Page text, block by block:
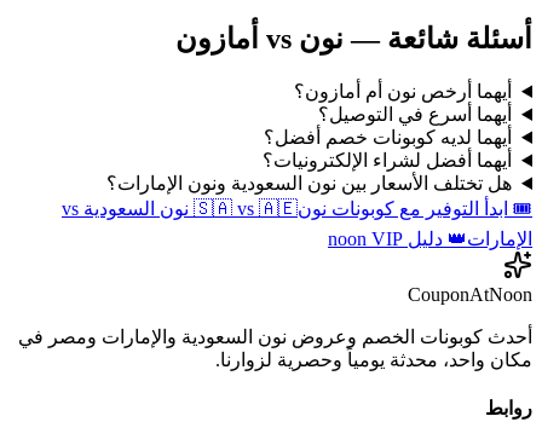
أسئلة شائعة — نون vs أمازون
أيهما أرخص نون أم أمازون؟
أيهما أسرع في التوصيل؟
أيهما لديه كوبونات خصم أفضل؟
أيهما أفضل لشراء الإلكترونيات؟
هل تختلف الأسعار بين نون السعودية ونون الإمارات؟
🎟️ ابدأ التوفير مع كوبونات نون
🇸🇦 vs 🇦🇪 نون السعودية vs
الإمارات👑 دليل noon VIP
CouponAtNoon
أحدث كوبونات الخصم وعروض نون السعودية والإمارات ومصر في
مكان واحد، محدثة يومياً وحصرية لزوارنا.
روابط